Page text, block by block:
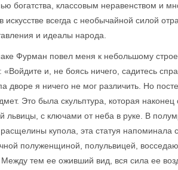
богатства, классовым неравенством и
искусстве всегда с необычайной силой
и идеалы народа.
Фурман повел меня к небольшому
«Войдите и, не боясь ничего, садитесь
дворе я ничего не мог различить. Но
Это была скульптура, которая
львицы, с ключами от неба в руке. В
расщелины купола, эта статуя
полуженщиной, полульвицей,
Между тем ее оживший вид, вся сила ее